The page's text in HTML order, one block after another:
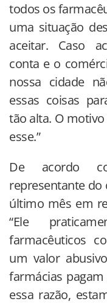
todos os
uma situação
aceitar. Caso
conta e o
nossa cidade
essas coisas
tão alta. O
esse.”
De acordo
representante do
último mês em
“Ele
farmacêuticos
um valor
farmácias
essa razão,